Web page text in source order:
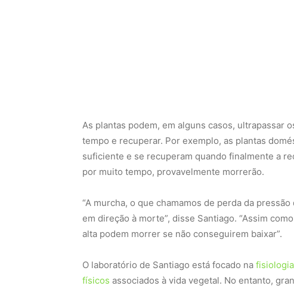
As plantas podem, em alguns casos, ultrapassar
tempo e recuperar. Por exemplo, as plantas
suficiente e se recuperam quando finalmente a
por muito tempo, provavelmente morrerão.
“A murcha, o que chamamos de perda da
em direção à morte”, disse Santiago. “Assim
alta podem morrer se não conseguirem baixar”.
O laboratório de Santiago está focado na
físicos associados à vida vegetal. No entanto,